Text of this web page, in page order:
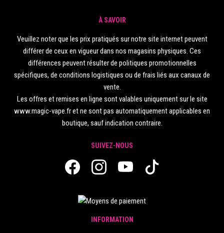
À SAVOIR
Veuillez noter que les prix pratiqués sur notre site internet peuvent
différer de ceux en vigueur dans nos magasins physiques. Ces
différences peuvent résulter de politiques promotionnelles
spécifiques, de conditions logistiques ou de frais liés aux canaux de
vente.
Les offres et remises en ligne sont valables uniquement sur le site
www.magic-vape.fr et ne sont pas automatiquement applicables en
boutique, sauf indication contraire.
SUIVEZ-NOUS
INFORMATION